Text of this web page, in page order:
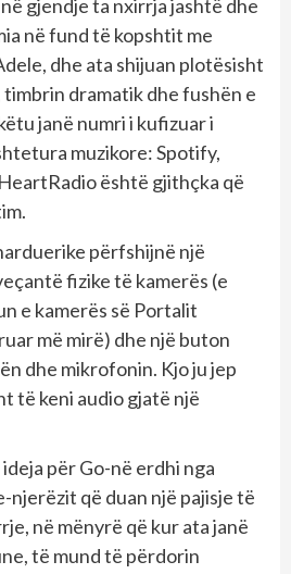
gjendje ta nxirrja jashtë dhe
në fund të kopshtit me
dhe ata shijuan plotësisht
dramatik dhe fushën e
janë numri i kufizuar i
muzikore: Spotify,
është gjithçka që
përfshijnë një
fizike të kamerës (e
e kamerës së Portalit
më mirë) dhe një buton
dhe mikrofonin. Kjo ju jep
të keni audio gjatë një
për Go-në erdhi nga
njerëzit që duan një pajisje të
në mënyrë që kur ata janë
të mund të përdorin